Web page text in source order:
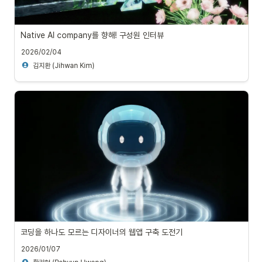
Native AI company를 향해! 구성원 인터뷰
2026/02/04
김지환 (Jihwan Kim)
코딩을 하나도 모르는 디자이너의 웹앱 구축 도전기
2026/01/07